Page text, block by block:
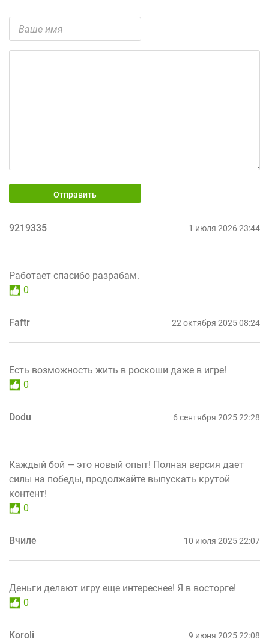
Отправить
9219335 1 июля 2026 23:44
Работает спасибо разрабам.
0
Faftr 22 октября 2025 08:24
Есть возможность жить в роскоши даже в игре!
0
Dodu 6 сентября 2025 22:28
Каждый бой — это новый опыт! Полная версия дает
силы на победы, продолжайте выпускать крутой
контент!
0
Вчиле 10 июля 2025 22:07
Деньги делают игру еще интереснее! Я в восторге!
0
Koroli 9 июня 2025 22:08